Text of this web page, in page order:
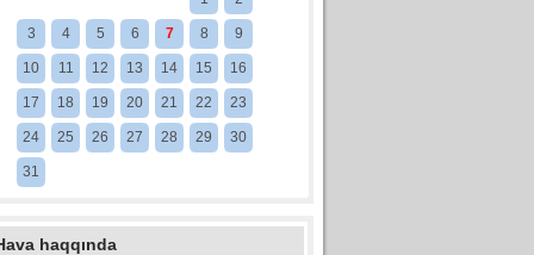
3 4 5 6 7 8 9
10 11 12 13 14 15 16
17 18 19 20 21 22 23
24 25 26 27 28 29 30
31
haqqında